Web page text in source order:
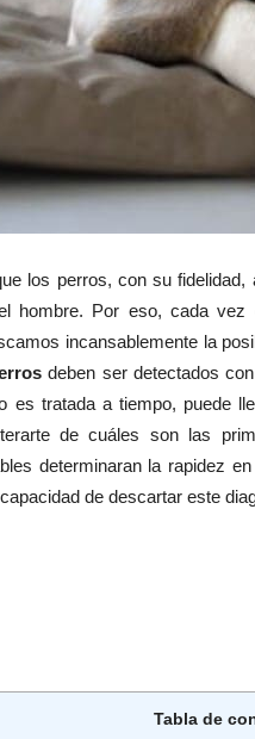
los perros, con su
hombre. Por eso, cada
incansablemente la
deben ser detectados
es tratada a tiempo, puede
de cuáles son las
determinaran la rapidez
de descartar este
Tabla de